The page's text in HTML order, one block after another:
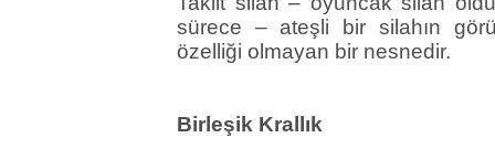
sürece – ateşli bir silahın
özelliği olmayan bir nesnedir.
Birleşik Krallık